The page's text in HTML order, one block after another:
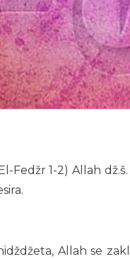
Fedžr 1-2) Allah
Allah se